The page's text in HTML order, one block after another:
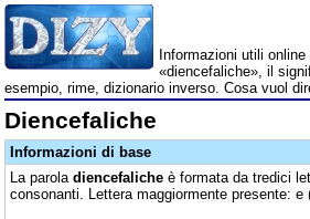
Informazioni utili
«diencefaliche», il
esempio, rime, dizionario inverso. Cosa vuol
Diencefaliche
Informazioni di base
La parola diencefaliche è formata da tredici
consonanti. Lettera maggiormente presente: e